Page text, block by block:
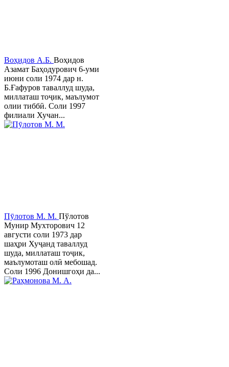
Воҳидов А.Б. Воҳидов
Азамат Баҳодурович 6-уми
июни соли 1974 дар н.
Б.Ғафуров таваллуд шуда,
миллаташ тоҷик, маълумот
олии тиббӣ. Соли 1997
филиали Хучан...
Пӯлотов М. М. Пўлотов
Мунир Мухторович 12
августи соли 1973 дар
шаҳри Хуҷанд таваллуд
шуда, миллаташ тоҷик,
маълумоташ олӣ мебошад.
Соли 1996 Донишгоҳи да...